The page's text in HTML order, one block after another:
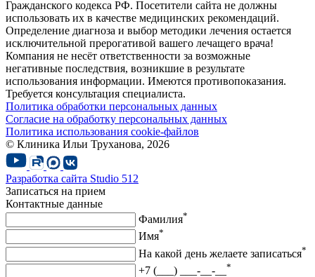
Гражданского кодекса РФ. Посетители сайта не должны
использовать их в качестве медицинских рекомендаций.
Определение диагноза и выбор методики лечения остается
исключительной прерогативой вашего лечащего врача!
Компания не несёт ответственности за возможные
негативные последствия, возникшие в результате
использования информации. Имеются противопоказания.
Требуется консультация специалиста.
Политика обработки персональных данных
Согласие на обработку персональных данных
Политика использования cookie-файлов
© Клиника Ильи Труханова, 2026
Разработка сайта Studio 512
Записаться на прием
Контактные данные
Фамилия*
Имя*
На какой день желаете записаться*
+7 (___) ___-__-__ *